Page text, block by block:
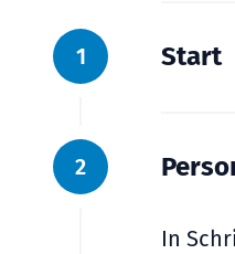
In
1 Start
2